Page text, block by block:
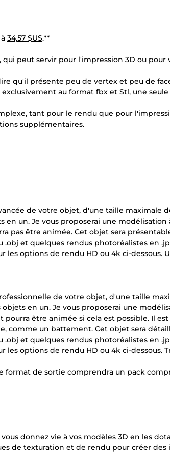
34,57 $US.**
peut servir pour l'impression 3D ou pour
qu'il présente peu de vertex et peu de
au format fbx et Stl, une
tant pour le rendu que pour
supplémentaires.
de votre objet, d'une taille maximale
un. Je vous proposerai une modélisation
pas être animée. Cet objet sera
.obj et quelques rendus photoréalistes en
options de rendu HD ou 4k ci-dessous.
de votre objet, d'une taille
en un. Je vous proposerai une
être animée si cela est possible. Il
comme un battement. Cet objet sera
.obj et quelques rendus photoréalistes en
options de rendu HD ou 4k ci-dessous.
de sortie comprendra un pack
donnez vie à vos modèles 3D en les
de texturation et de rendu pour créer des